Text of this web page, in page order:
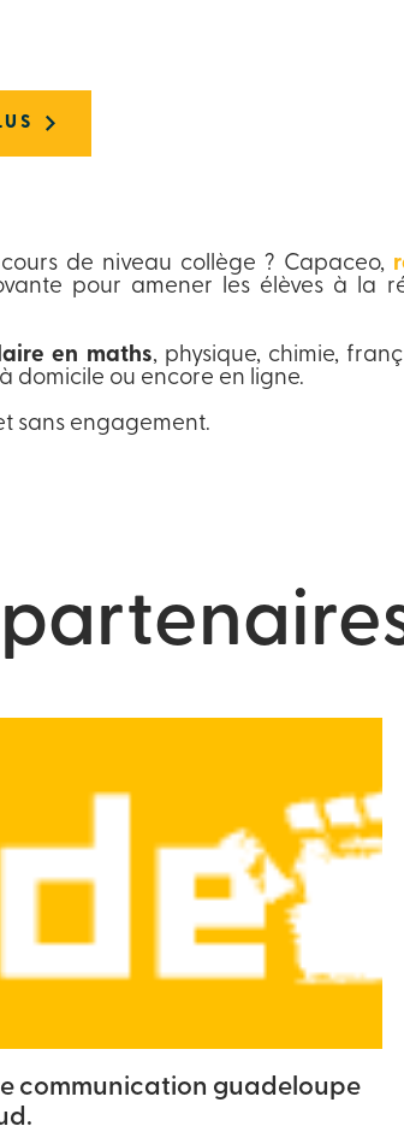
de niveau collège ? Capaceo,
pour amener les élèves à la
en maths, physique, chimie,
domicile ou encore en ligne.
sans engagement.
communication guadeloupe